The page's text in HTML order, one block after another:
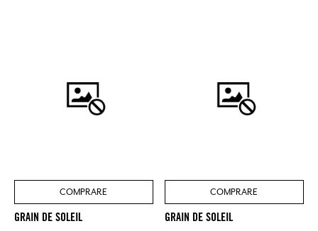
COMPRARE
GRAIN DE SOLEIL
COMPRARE
GRAIN DE SOLEIL